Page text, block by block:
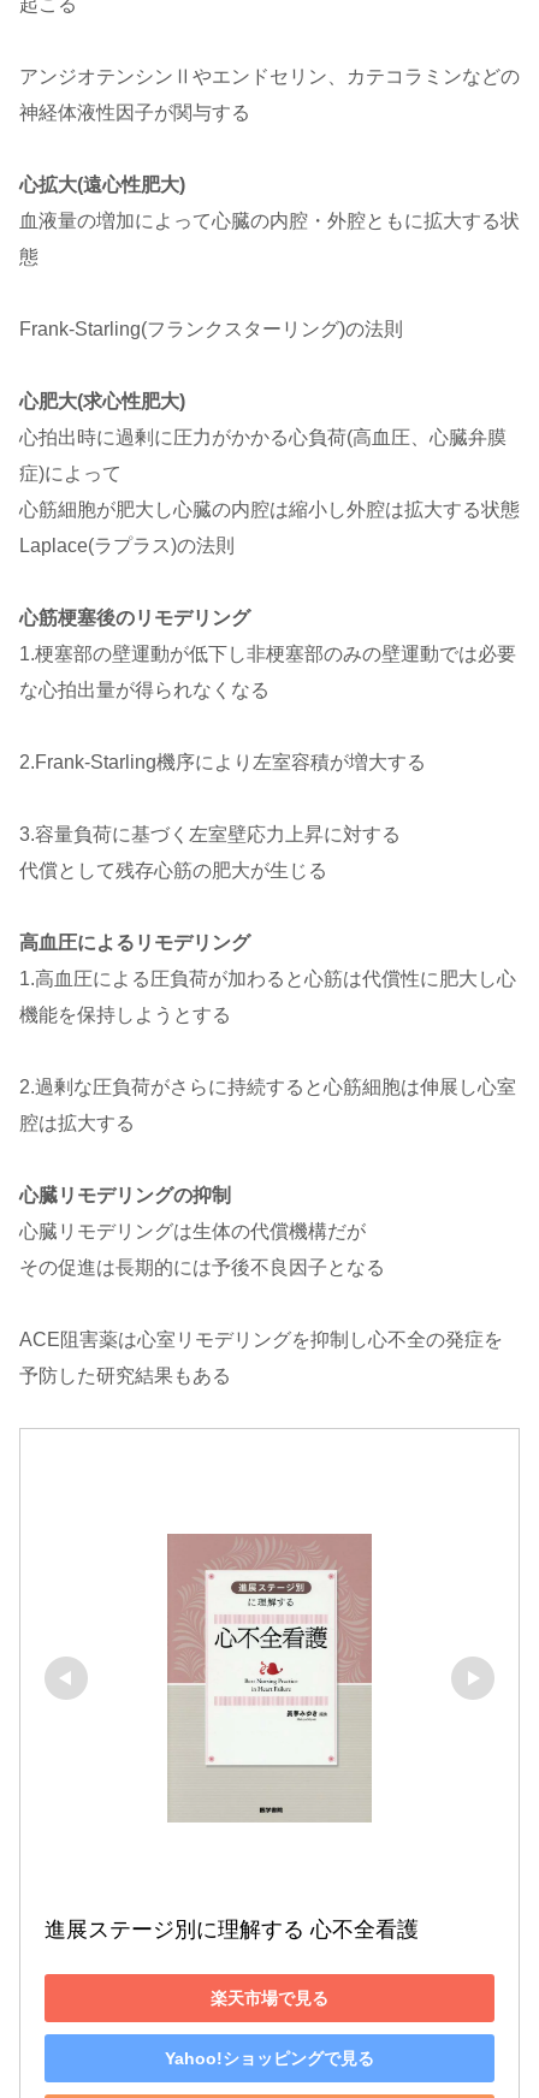
アンジオテンシンⅡやエンドセリン、カテコラミンなどの
神経体液性因子が関与する
心拡大(遠心性肥大)
血液量の増加によって心臓の内腔・外腔ともに拡大する状
態
Frank-Starling(フランクスターリング)の法則
心肥大(求心性肥大)
心拍出時に過剰に圧力がかかる心負荷(高血圧、心臓弁膜
症)によって
心筋細胞が肥大し心臓の内腔は縮小し外腔は拡大する状態
Laplace(ラプラス)の法則
心筋梗塞後のリモデリング
1.梗塞部の壁運動が低下し非梗塞部のみの壁運動では必要
な心拍出量が得られなくなる
2.Frank-Starling機序により左室容積が増大する
3.容量負荷に基づく左室壁応力上昇に対する
代償として残存心筋の肥大が生じる
高血圧によるリモデリング
1.高血圧による圧負荷が加わると心筋は代償性に肥大し心
機能を保持しようとする
2.過剰な圧負荷がさらに持続すると心筋細胞は伸展し心室
腔は拡大する
心臓リモデリングの抑制
心臓リモデリングは生体の代償機構だが
その促進は長期的には予後不良因子となる
ACE阻害薬は心室リモデリングを抑制し心不全の発症を
予防した研究結果もある
進展ステージ別に理解する 心不全看護
楽天市場で見る
Yahoo!ショッピングで見る